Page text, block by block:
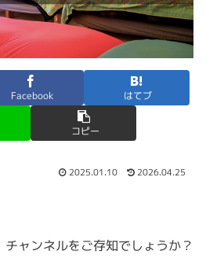
Facebook はてブ
コピー
2025.01.10 2026.04.25
チャンネルをご存知でしょうか？